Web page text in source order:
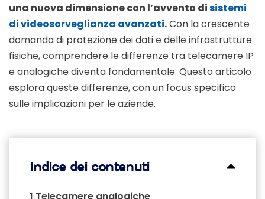
una nuova dimensione con l’avvento disistemi
di videosorveglianza avanzati.Con la crescente
domanda di protezione dei dati e delle infrastrutture
fisiche, comprendere le differenze tra telecamere IP
e analogiche diventa fondamentale. Questo articolo
esplora queste differenze, con un focus specifico
sulle implicazioni per le aziende.
Indice dei contenuti